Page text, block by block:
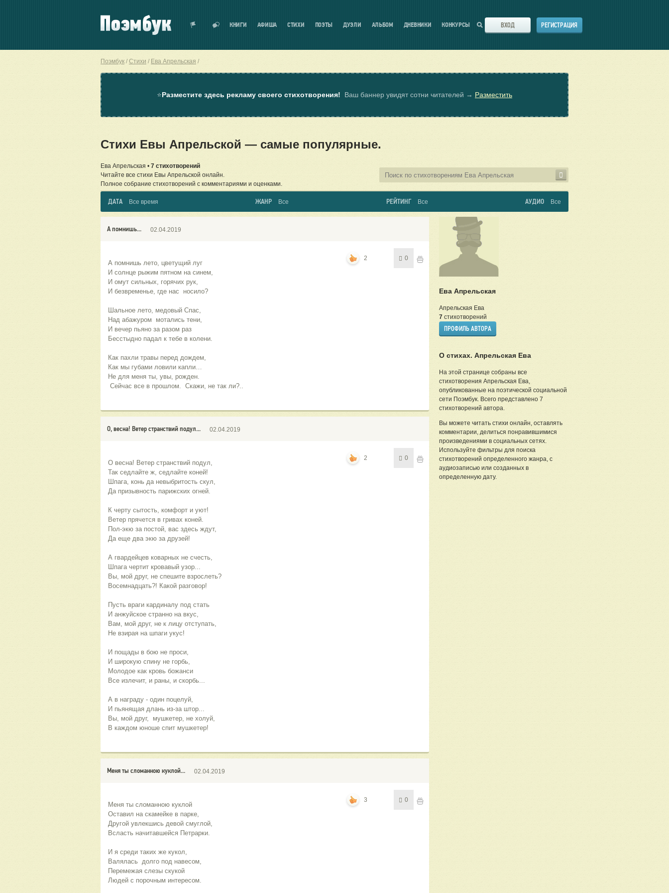
КНИГИ АФИША СТИХИ ПОЭТЫ ДУЭЛИ АЛЬБОМ ДНЕВНИКИ КОНКУРСЫ ВХОД РЕГИСТРАЦИЯ
Поэмбук Стихи Ева Апрельская
⭐Разместите здесь рекламу своего стихотворения! Ваш баннер увидят сотни читателей → Разместить
Стихи Евы Апрельской — самые популярные.
Ева Апрельская • 7 стихотворений
Читайте все стихи Евы Апрельской онлайн.
Полное собрание стихотворений с комментариями и оценками.
ДАТА Все время ЖАНР Все РЕЙТИНГ Все АУДИО Все
А помнишь... 02.04.2019
А помнишь лето, цветущий луг
И солнце рыжим пятном на синем,
И омут сильных, горячих рук,
И безвременье, где нас  носило?
Шальное лето, медовый Спас,
Над абажуром  мотались тени,
И вечер пьяно за разом раз
Бесстыдно падал к тебе в колени.
Как пахли травы перед дождем,
Как мы губами ловили капли…
Не для меня ты, увы, рожден.
Сейчас все в прошлом.  Скажи, не так ли?..
2 0
О, весна! Ветер странствий подул... 02.04.2019
О весна! Ветер странствий подул,
Так седлайте ж, седлайте коней!
Шпага, конь да невыбритость скул,
Да призывность парижских огней.
К черту сытость, комфорт и уют!
Ветер прячется в гривах коней.
Пол-экю за постой, вас здесь ждут,
Да еще два экю за друзей!
А гвардейцев коварных не счесть,
Шпага чертит кровавый узор...
Вы, мой друг, не спешите взрослеть?
Восемнадцать?! Какой разговор!
Пусть враги кардиналу под стать
И анжуйское странно на вкус,
Вам, мой друг, не к лицу отступать,
Не взирая на шпаги укус!
И пощады в бою не проси,
И широкую спину не горбь,
Молодое как кровь божанси
Все излечит, и раны, и скорбь...
А в награду - один поцелуй,
И пьянящая длань из-за штор...
Вы, мой друг,  мушкетер, не холуй,
В каждом юноше спит мушкетер!
2 0
Меня ты сломанною куклой... 02.04.2019
Меня ты сломанною куклой
Оставил на скамейке в парке,
Другой увлекшись девой смуглой,
Всласть начитавшейся Петрарки.
И я среди таких же кукол,
Валялась  долго под навесом,
Перемежая слезы скукой
Людей с порочным интересом.
3 0
Ева Апрельская
Апрельская Ева
7стихотворений
ПРОФИЛЬ АВТОРА
О стихах. Апрельская Ева
На этой странице собраны все
стихотворения Апрельская Ева,
опубликованные на поэтической социальной
сети Поэмбук. Всего представлено 7
стихотворений автора.
Вы можете читать стихи онлайн, оставлять
комментарии, делиться понравившимися
произведениями в социальных сетях.
Используйте фильтры для поиска
стихотворений определенного жанра, с
аудиозаписью или созданных в
определенную дату.